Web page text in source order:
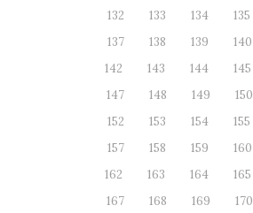
132
133 134 135
137
138 139 140
142
143 144 145
147
148 149 150
152
153 154 155
157
158 159 160
162
163 164 165
167
168 169 170